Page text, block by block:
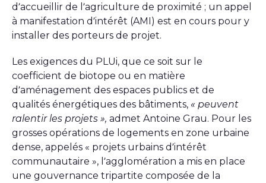
d’accueillir de l’agriculture de proximité ; un appel
à manifestation d’intérêt (AMI) est en cours pour y
installer des porteurs de projet.
Les exigences du PLUi, que ce soit sur le
coefficient de biotope ou en matière
d’aménagement des espaces publics et de
qualités énergétiques des bâtiments, « peuvent
ralentir les projets », admet Antoine Grau. Pour les
grosses opérations de logements en zone urbaine
dense, appelés « projets urbains d’intérêt
communautaire », l’agglomération a mis en place
une gouvernance tripartite composée de la